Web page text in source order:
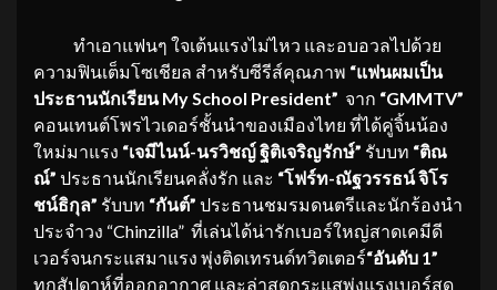
ทำเอาแฟนๆ ใจเต้นแรงไม่ไหว และอบอวลไปด้วย
ความฟินเต็มโซเชียล สำหรับซีรีส์คุณภาพ “แฟนผมเป็น
ประธานนักเรียน My School President” จาก “GMMTV”
คอนเทนต์โพรไวเดอร์ชั้นนำของเมืองไทย ที่ได้คู่จิ้นน้อง
ใหม่มาแรง “เจมีไนน์-นรวิชญ์ ฐิติเจริญรักษ์” รับบท “ติณ
ณ์” ประธานนักเรียนคลั่งรัก และ “โฟร์ท-ณัฐวรรธน์ จิโร
ชน์ธิกุล” รับบท “กันต์” ประธานชมรมดนตรีและนักร้องนำ
ประจำวง “Chinzilla” ที่เล่นได้น่ารักเบอร์ใหญ่สาดเคมีดี
เวอร์จนกระแสมาแรง พุ่งติดเทรนด์ทวิตเตอร์“อันดับ 1”
ทุกสัปดาห์ที่ออกอากาศ และล่าสุดกระแสพุ่งแรงเบอร์สุด